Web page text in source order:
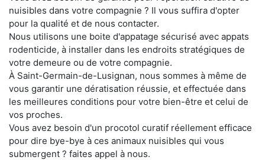
nuisibles dans votre compagnie ? Il vous suffira d'opter
pour la qualité et de nous contacter.
Nous utilisons une boite d'appatage sécurisé avec appats
rodenticide, à installer dans les endroits stratégiques de
votre demeure ou de votre compagnie.
À Saint-Germain-de-Lusignan, nous sommes à même de
vous garantir une dératisation réussie, et effectuée dans
les meilleures conditions pour votre bien-être et celui de
vos proches.
Vous avez besoin d'un procotol curatif réellement efficace
pour dire bye-bye à ces animaux nuisibles qui vous
submergent ? faites appel à nous.